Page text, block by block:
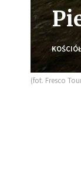
(fot. Fresco